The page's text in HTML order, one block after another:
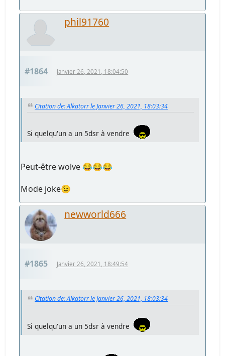
phil91760
#1864 Janvier 26, 2021, 18:04:50
Citation de: Alkatorr le Janvier 26, 2021, 18:03:34
Si quelqu'un a un 5dsr à vendre
Peut-être wolve 😂😂😂
Mode joke😉
newworld666
#1865 Janvier 26, 2021, 18:49:54
Citation de: Alkatorr le Janvier 26, 2021, 18:03:34
Si quelqu'un a un 5dsr à vendre